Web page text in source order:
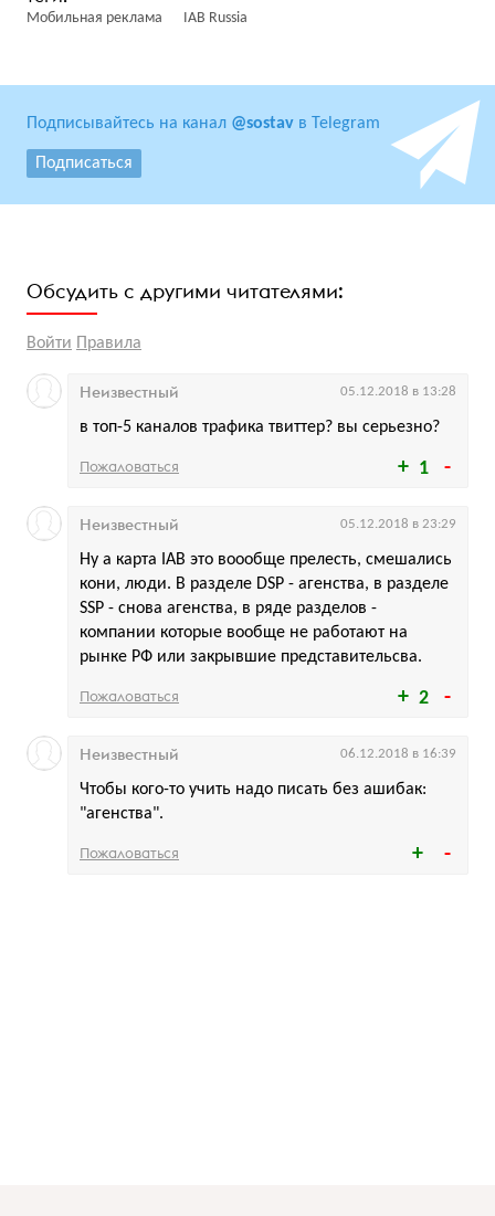
Мобильная реклама IAB Russia
Подписывайтесь на канал @sostav в Telegram
Подписаться
Обсудить с другими читателями:
Войти Правила
1
в топ-5 каналов трафика твиттер? вы серьезно?
Неизвестный 05.12.2018 в 13:28
Пожаловаться
2
Ну а карта IAB это воообще прелесть, смешались
кони, люди. В разделе DSP - агенства, в разделе
SSP - снова агенства, в ряде разделов -
компании которые вообще не работают на
рынке РФ или закрывшие представительсва.
Неизвестный 05.12.2018 в 23:29
Пожаловаться
Чтобы кого-то учить надо писать без ашибак:
"агенства".
Неизвестный 06.12.2018 в 16:39
Пожаловаться